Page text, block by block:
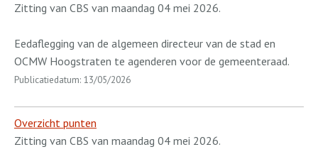
Zitting van CBS van maandag 04 mei 2026.
Eedaflegging van de algemeen directeur van de stad en
OCMW Hoogstraten te agenderen voor de gemeenteraad.
Publicatiedatum: 13/05/2026
Overzicht punten
Zitting van CBS van maandag 04 mei 2026.